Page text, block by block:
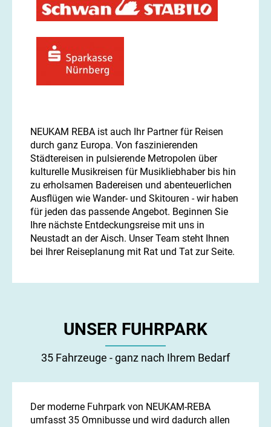
NEUKAM REBA ist auch Ihr Partner für Reisen
durch ganz Europa. Von faszinierenden
Städtereisen in pulsierende Metropolen über
kulturelle Musikreisen für Musikliebhaber bis hin
zu erholsamen Badereisen und abenteuerlichen
Ausflügen wie Wander- und Skitouren - wir haben
für jeden das passende Angebot. Beginnen Sie
Ihre nächste Entdeckungsreise mit uns in
Neustadt an der Aisch. Unser Team steht Ihnen
bei Ihrer Reiseplanung mit Rat und Tat zur Seite.
UNSER FUHRPARK
35 Fahrzeuge - ganz nach Ihrem Bedarf
Der moderne Fuhrpark von NEUKAM-REBA
umfasst 35 Omnibusse und wird dadurch allen